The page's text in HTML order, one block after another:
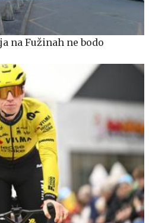
na Fužinah ne bodo